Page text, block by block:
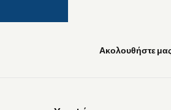
Ακολουθήστε